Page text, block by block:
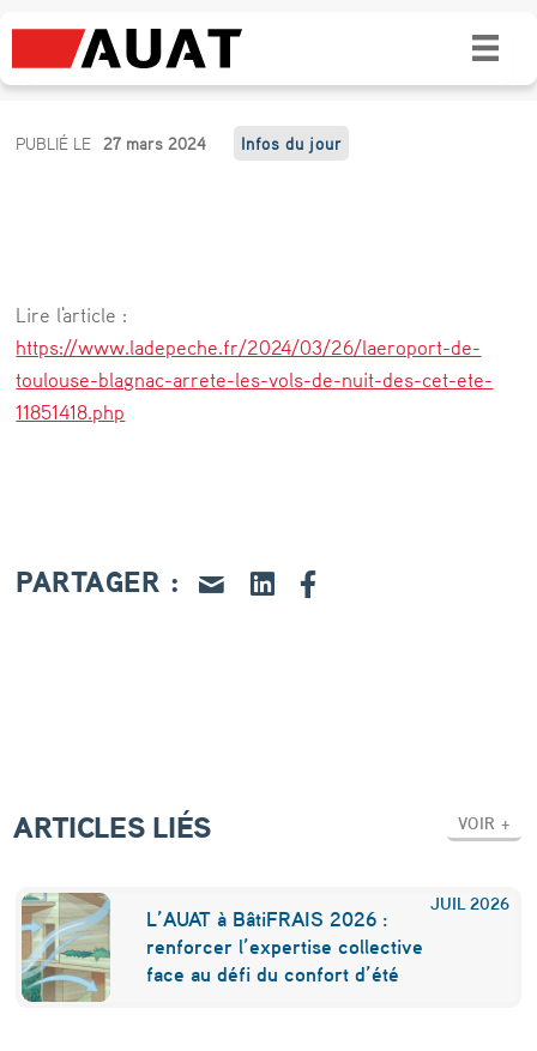
L’aéroport de Toulouse-Blagnac arrête les
vols de nuit dès cet été
L
r
o
p
o
e
u
e
-
B
PUBLIÉ LE 27 mars 2024 Infos du jour
Lire l'article :
https://www.ladepeche.fr/2024/03/26/laeroport-de-
toulouse-blagnac-arrete-les-vols-de-nuit-des-cet-ete-
11851418.php
PARTAGER :
ARTICLES LIÉS VOIR +
JUIL 2026
L’AUAT à BâtiFRAIS 2026 :
renforcer l’expertise collective
face au défi du confort d’été